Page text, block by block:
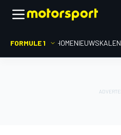
FORMULE 1 HOMENIEUWS